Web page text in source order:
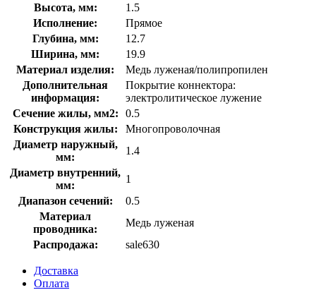
Высота, мм:
1.5
Исполнение:
Прямое
Глубина, мм:
12.7
Ширина, мм:
19.9
Материал изделия:
Медь луженая/полипропилен
Дополнительная
информация:
Покрытие коннектора:
электролитическое лужение
Сечение жилы, мм2:
0.5
Конструкция жилы:
Многопроволочная
Диаметр наружный,
мм:
1.4
Диаметр внутренний,
мм:
1
Диапазон сечений:
0.5
Материал
проводника:
Медь луженая
Распродажа:
sale630
Доставка
Оплата